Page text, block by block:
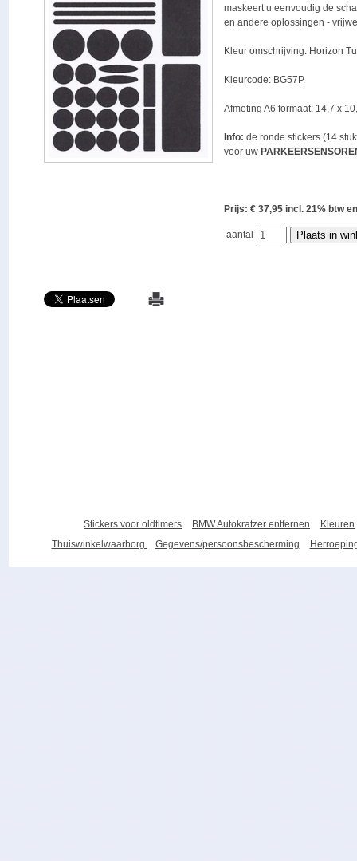
maskeert u eenvoudig de
en andere oplossingen -
Kleur omschrijving: Horizon
Kleurcode: BG57P.
Afmeting A6 formaat: 14,7 x
Info: de ronde stickers (14
voor uw
Prijs: € 37,95 incl. 21% btw
aantal
Stickers voor oldtimers BMW Autokratzer entfernen
Kleuren
Thuiswinkelwaarborg
Gegevens/persoonsbescherming